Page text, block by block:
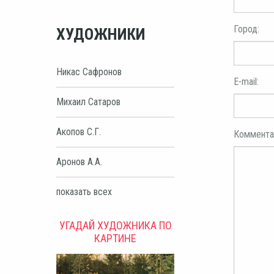
ХУДОЖНИКИ
Никас Сафронов
Михаил Сатаров
Акопов С.Г.
Аронов А.А.
показать всех
УГАДАЙ ХУДОЖНИКА ПО
КАРТИНЕ
Город:
E-mail: